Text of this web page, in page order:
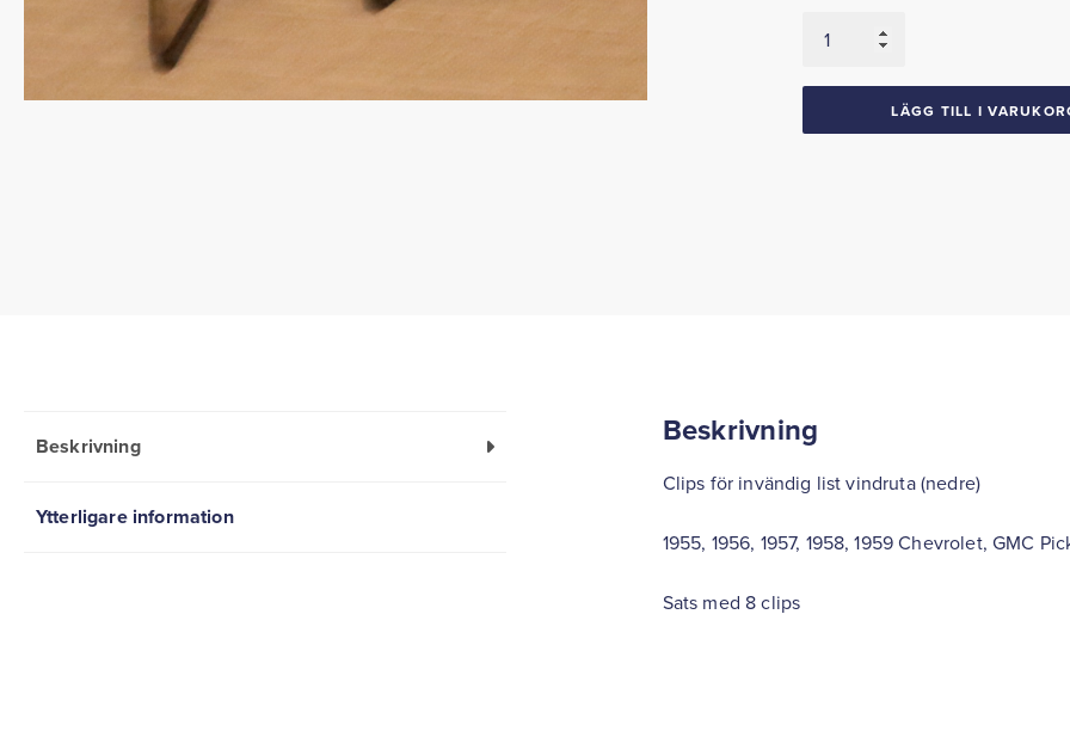
invändig
LÄGG TILL I
Beskrivning
Ytterligare information
Beskrivning
Clips för invändig list vindruta (nedre)
1955, 1956, 1957, 1958, 1959 Chevrolet, GMC
Sats med 8 clips